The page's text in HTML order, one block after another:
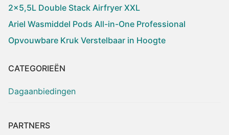
2×5,5L Double Stack Airfryer XXL
Ariel Wasmiddel Pods All-in-One Professional
Opvouwbare Kruk Verstelbaar in Hoogte
CATEGORIEËN
Dagaanbiedingen
PARTNERS